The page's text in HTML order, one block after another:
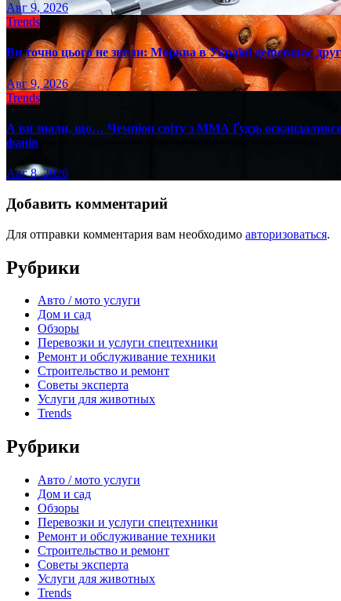
Авг 9, 2026
Trends
Ви точно цього не знали: Морква в Україні дешевшає
Авг 9, 2026
Trends
А ви знали, що… Чемпіон світу з ММА Ґудзь
фанів
Авг 8, 2026
Добавить комментарий
Для отправки комментария вам необходимо авторизоваться.
Рубрики
Авто / мото услуги
Дом и сад
Обзоры
Перевозки и услуги спецтехники
Ремонт и обслуживание техники
Строительство и ремонт
Советы эксперта
Услуги для животных
Trends
Рубрики
Авто / мото услуги
Дом и сад
Обзоры
Перевозки и услуги спецтехники
Ремонт и обслуживание техники
Строительство и ремонт
Советы эксперта
Услуги для животных
Trends